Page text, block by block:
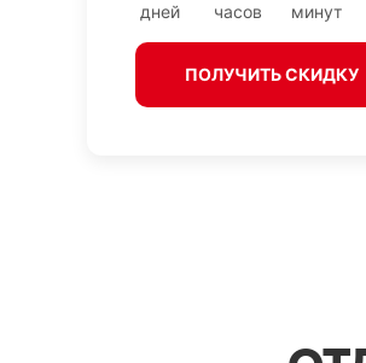
дней часов минут
ПОЛУЧИТЬ СКИДКУ